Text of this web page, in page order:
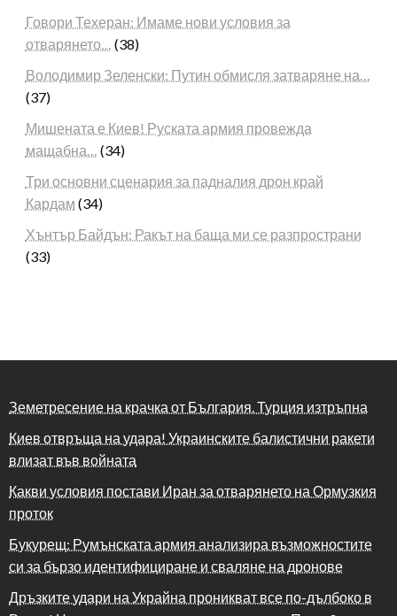
Говори Техеран: Имаме нови условия за
отварянето… (38)
Володимир Зеленски: Путин обмисля затваряне на…
(37)
Мишената е Киев! Руската армия провежда
мащабна… (34)
Три основни сценария за падналия дрон край
Кардам (34)
Хънтър Байдън: Ракът на баща ми се разпространи
(33)
Земетресение на крачка от България. Турция изтръпна
Киев отвръща на удара! Украинските балистични ракети
влизат във войната
Какви условия постави Иран за отварянето на Ормузкия
проток
Букурещ: Румънската армия анализира възможностите
си за бързо идентифициране и сваляне на дронове
Дръзките удари на Украйна проникват все по-дълбоко в